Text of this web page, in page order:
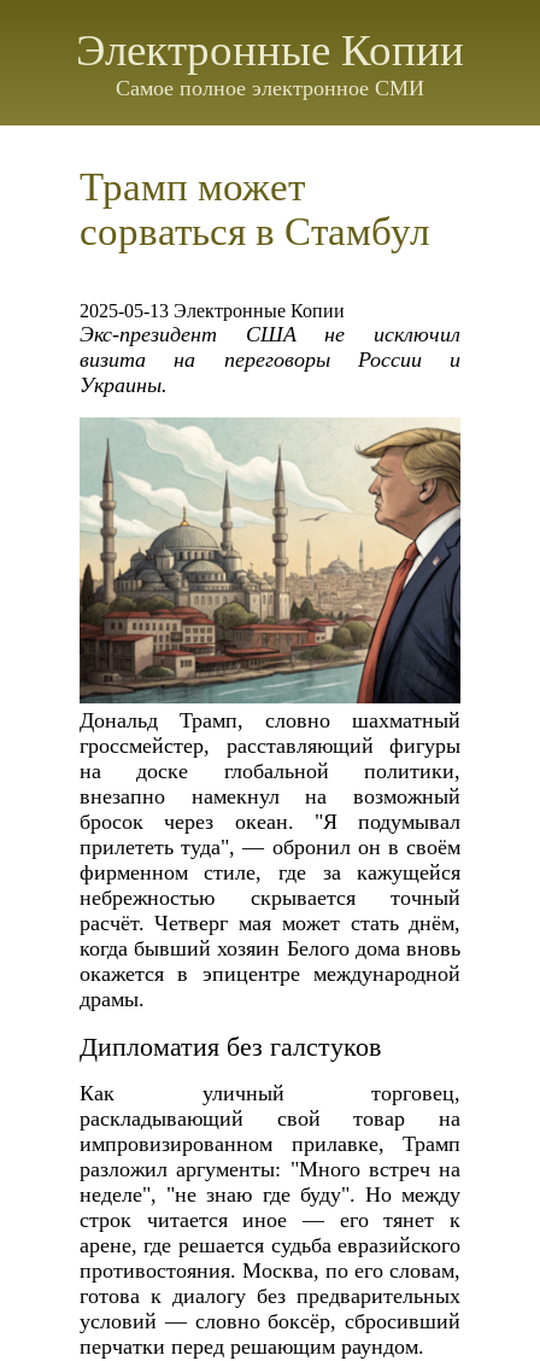
Электронные Копии
Самое полное электронное СМИ
Трамп может
сорваться в Стамбул
2025-05-13 Электронные Копии
Экс-президент США не исключил
визита на переговоры России и
Украины.
Дональд Трамп, словно шахматный
гроссмейстер, расставляющий фигуры
на доске глобальной политики,
внезапно намекнул на возможный
бросок через океан. "Я подумывал
прилететь туда", — обронил он в своём
фирменном стиле, где за кажущейся
небрежностью скрывается точный
расчёт. Четверг мая может стать днём,
когда бывший хозяин Белого дома вновь
окажется в эпицентре международной
драмы.
Дипломатия без галстуков
Как уличный торговец,
раскладывающий свой товар на
импровизированном прилавке, Трамп
разложил аргументы: "Много встреч на
неделе", "не знаю где буду". Но между
строк читается иное — его тянет к
арене, где решается судьба евразийского
противостояния. Москва, по его словам,
готова к диалогу без предварительных
условий — словно боксёр, сбросивший
перчатки перед решающим раундом.